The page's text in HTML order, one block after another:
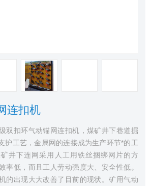
连扣机
双扣环气动锚网连扣机，煤矿井下巷道掘
护工艺，金属网的连接成为生产环节*的工
井下连网采用人工用铁丝捆绑网片的方
率低，而且工人劳动强度大、安全性低。
的出现大大改善了目前的现状。矿用气动